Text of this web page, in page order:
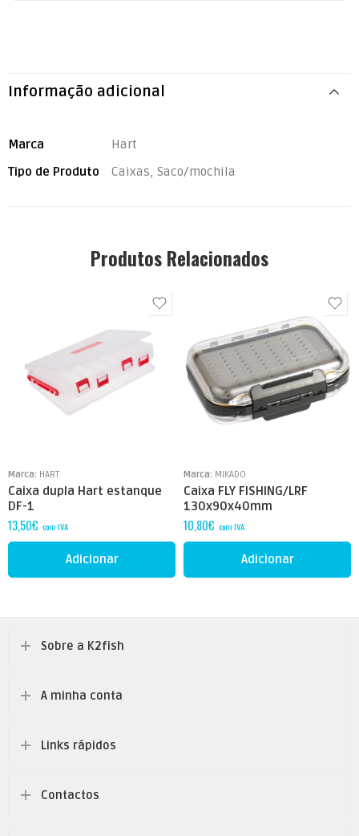
Informação adicional
Marca
Hart
Tipo de Produto
Caixas, Saco/mochila
Produtos Relacionados
Marca: HART
Caixa dupla Hart estanque
DF-1
13,50€ com IVA
Adicionar
Marca: MIKADO
Caixa FLY FISHING/LRF
130x90x40mm
10,80€ com IVA
Adicionar
Sobre a K2fish
A minha conta
Links rápidos
Contactos